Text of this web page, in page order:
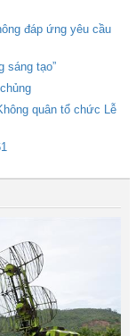
đáp ứng yêu cầu
sáng tạo”
quân tổ chức Lễ